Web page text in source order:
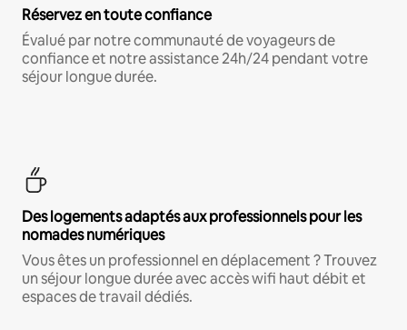
Réservez en toute confiance
Évalué par notre communauté de voyageurs de
confiance et notre assistance 24h/24 pendant votre
séjour longue durée.
Des logements adaptés aux professionnels pour les
nomades numériques
Vous êtes un professionnel en déplacement ? Trouvez
un séjour longue durée avec accès wifi haut débit et
espaces de travail dédiés.